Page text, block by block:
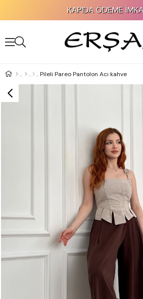
KAPIDA ÖDEME İMKANI!
Pileli Pareo Pantolon Acı kahve